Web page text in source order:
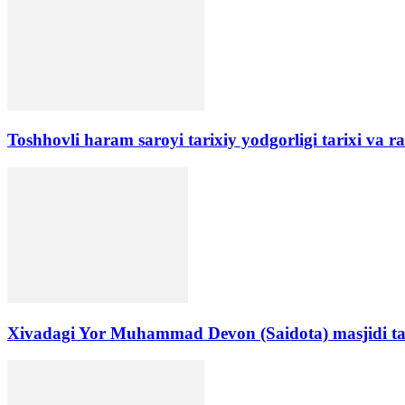
Toshhovli haram saroyi tarixiy yodgorligi tarixi va
Xivadagi Yor Muhammad Devon (Saidota) masjidi